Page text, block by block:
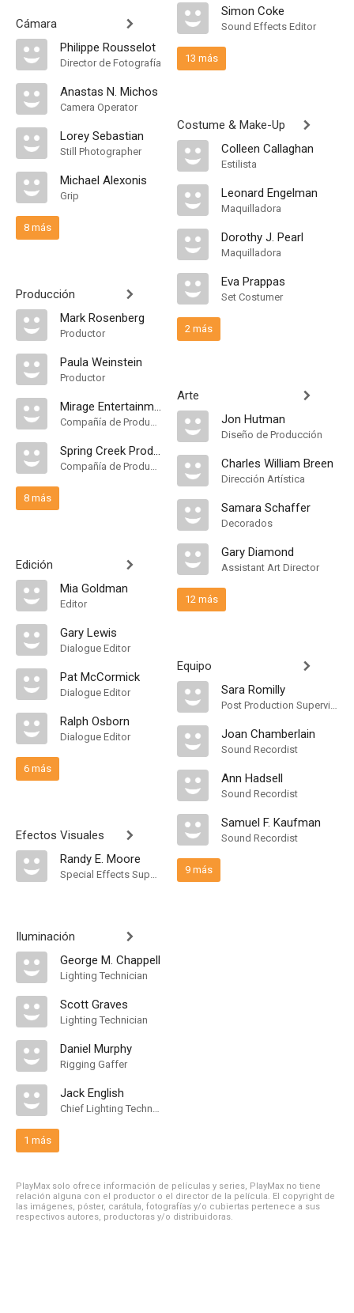
Cámara
Philippe Rousselot
Director de Fotografía
Anastas N. Michos
Camera Operator
Lorey Sebastian
Still Photographer
Michael Alexonis
Grip
8 más
Producción
Mark Rosenberg
Productor
Paula Weinstein
Productor
Mirage Entertainment
Compañía de Produccion
Spring Creek Productions
Compañía de Produccion
8 más
Edición
Mia Goldman
Editor
Gary Lewis
Dialogue Editor
Pat McCormick
Dialogue Editor
Ralph Osborn
Dialogue Editor
6 más
Efectos Visuales
Randy E. Moore
Special Effects Supervisor
Iluminación
George M. Chappell
Lighting Technician
Scott Graves
Lighting Technician
Daniel Murphy
Rigging Gaffer
Jack English
Chief Lighting Technician
1 más
Simon Coke
Sound Effects Editor
13 más
Costume & Make-Up
Colleen Callaghan
Estilista
Leonard Engelman
Maquilladora
Dorothy J. Pearl
Maquilladora
Eva Prappas
Set Costumer
2 más
Arte
Jon Hutman
Diseño de Producción
Charles William Breen
Dirección Artística
Samara Schaffer
Decorados
Gary Diamond
Assistant Art Director
12 más
Equipo
Sara Romilly
Post Production Supervisor
Joan Chamberlain
Sound Recordist
Ann Hadsell
Sound Recordist
Samuel F. Kaufman
Sound Recordist
9 más
PlayMax solo ofrece información de películas y series, PlayMax no tiene
relación alguna con el productor o el director de la película. El copyright de
las imágenes, póster, carátula, fotografías y/o cubiertas pertenece a sus
respectivos autores, productoras y/o distribuidoras.